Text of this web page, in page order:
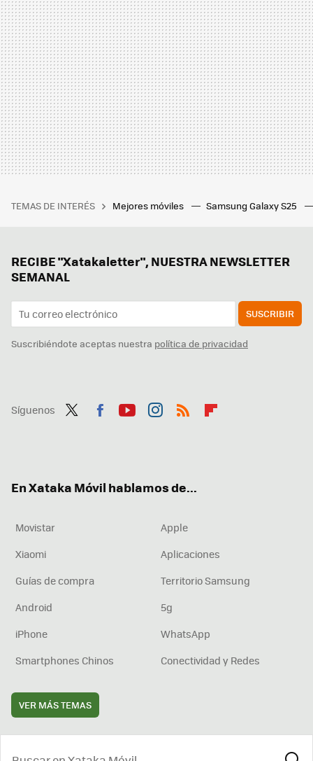
TEMAS DE INTERÉS Mejores móviles Samsung Galaxy S25
RECIBE "Xatakaletter", NUESTRA NEWSLETTER
SEMANAL
SUSCRIBIR
Suscribiéndote aceptas nuestra política de privacidad
Síguenos
En Xataka Móvil hablamos de...
Movistar
Apple
Xiaomi
Aplicaciones
Guías de compra
Territorio Samsung
Android
5g
iPhone
WhatsApp
Smartphones Chinos
Conectividad y Redes
VER MÁS TEMAS